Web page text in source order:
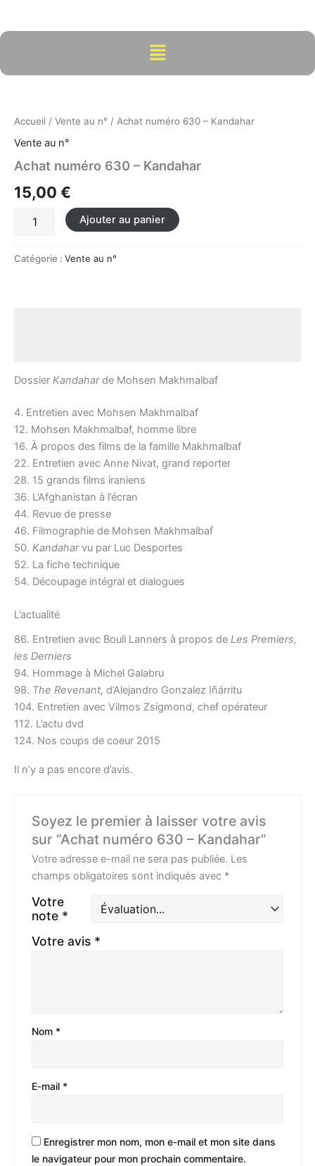
contenu
Menu
Accueil / Vente au n° / Achat numéro 630 – Kandahar
Vente au n°
Achat numéro 630 – Kandahar
15,00 €
numéro
630
Kandahar
Ajouter au panier
Catégorie : Vente au n°
Dossier Kandaharde Mohsen Makhmalbaf
4. Entretien avec Mohsen Makhmalbaf
12. Mohsen Makhmalbaf, homme libre
16. À propos des films de la famille Makhmalbaf
22. Entretien avec Anne Nivat, grand reporter
28. 15 grands films iraniens
36. L’Afghanistan à l’écran
44. Revue de presse
46. Filmographie de Mohsen Makhmalbaf
50. Kandaharvu par Luc Desportes
52. La fiche technique
54. Découpage intégral et dialogues
L’actualité
86. Entretien avec Bouli Lanners à propos de Les Premiers,
les Derniers
94. Hommage à Michel Galabru
98. The Revenant, d’Alejandro Gonzalez Iñárritu
104. Entretien avec Vilmos Zsigmond, chef opérateur
112. L’actu dvd
124. Nos coups de coeur 2015
Il n’y a pas encore d’avis.
Soyez le premier à laisser votre avis
sur “Achat numéro 630 – Kandahar”
Votre adresse e-mail ne sera pas publiée. Les
champs obligatoires sont indiqués avec *
Votre
note *
Votre avis *
Nom *
E-mail *
Enregistrer mon nom, mon e-mail et mon site dans
le navigateur pour mon prochain commentaire.